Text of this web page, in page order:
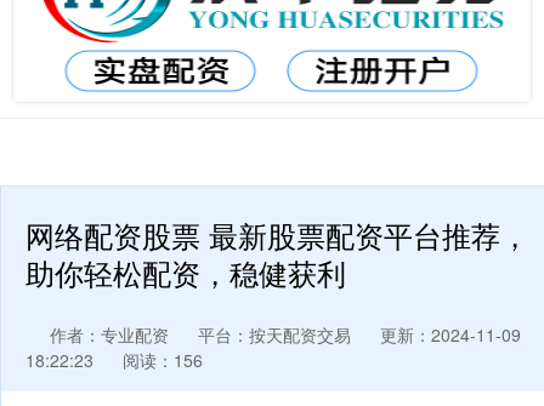
网络配资股票 最新股票配资平台推荐，
助你轻松配资，稳健获利
作者：专业配资 平台：按天配资交易
更新：2024-11-09
18:22:23
阅读：156